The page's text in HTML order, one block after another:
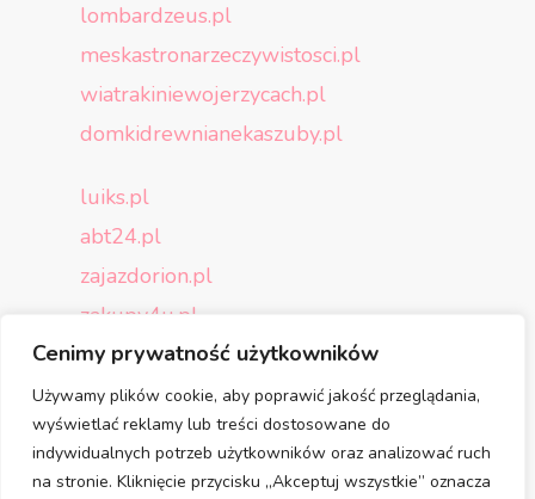
Cenimy prywatność użytkowników
Używamy plików cookie, aby poprawić jakość przeglądania,
wyświetlać reklamy lub treści dostosowane do
indywidualnych potrzeb użytkowników oraz analizować ruch
na stronie. Kliknięcie przycisku „Akceptuj wszystkie” oznacza
lombardzeus.pl
meskastronarzeczywistosci.pl
wiatrakiniewojerzycach.pl
domkidrewnianekaszuby.pl
luiks.pl
abt24.pl
zajazdorion.pl
zakupy4u.pl
p4-play.pl
zaproszenia-dejavu.pl
aloespolska.pl